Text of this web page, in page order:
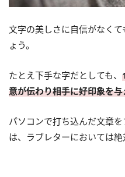
文字の美しさに自信がなく
ょう。
たとえ下手な字だとしても、
意が伝わり相手に好印象を
パソコンで打ち込んだ文章
は、ラブレターにおいては絶